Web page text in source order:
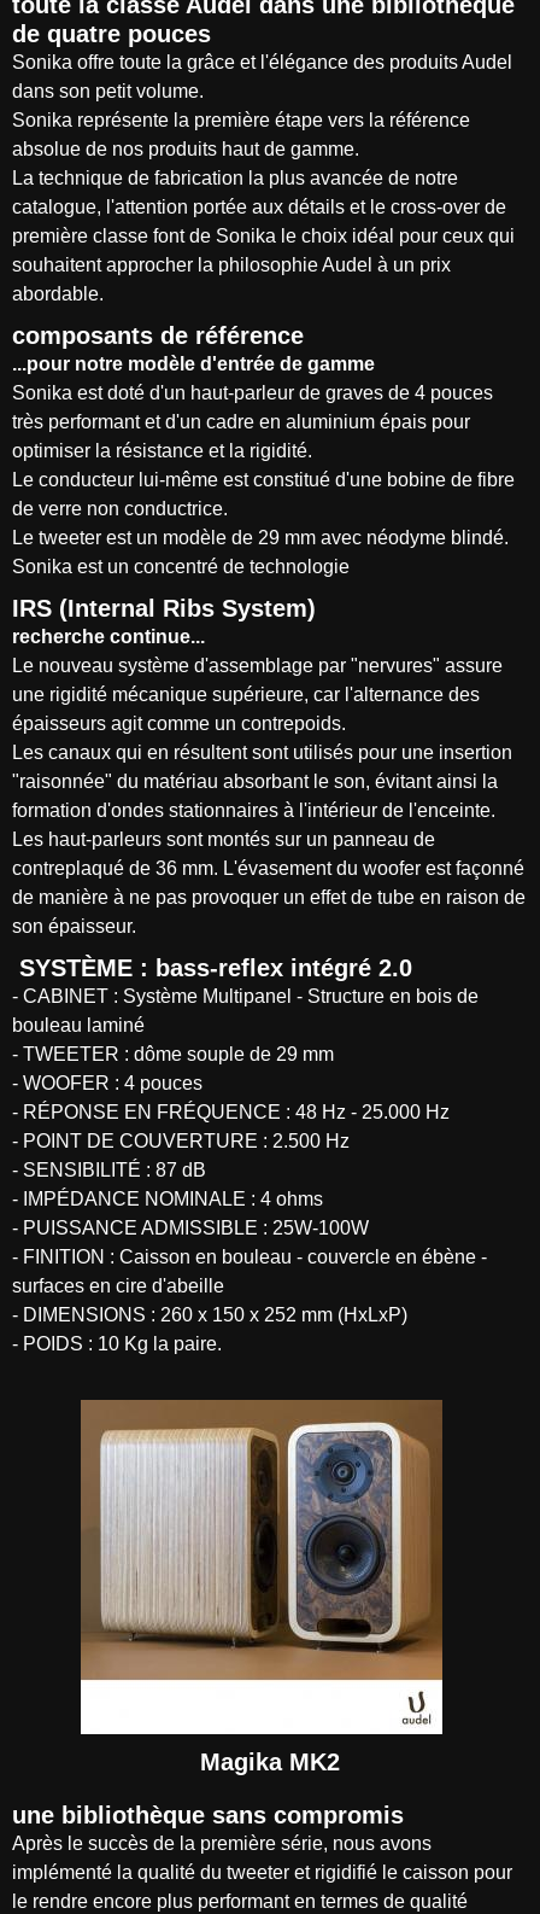
de quatre pouces
Sonika offre toute la grâce et l'élégance des produits Audel
dans son petit volume.
Sonika représente la première étape vers la référence
absolue de nos produits haut de gamme.
La technique de fabrication la plus avancée de notre
catalogue, l'attention portée aux détails et le cross-over de
première classe font de Sonika le choix idéal pour ceux qui
souhaitent approcher la philosophie Audel à un prix
abordable.
composants de référence
...pour notre modèle d'entrée de gamme
Sonika est doté d'un haut-parleur de graves de 4 pouces
très performant et d'un cadre en aluminium épais pour
optimiser la résistance et la rigidité.
Le conducteur lui-même est constitué d'une bobine de fibre
de verre non conductrice.
Le tweeter est un modèle de 29 mm avec néodyme blindé.
Sonika est un concentré de technologie
IRS (Internal Ribs System)
recherche continue...
Le nouveau système d'assemblage par "nervures" assure
une rigidité mécanique supérieure, car l'alternance des
épaisseurs agit comme un contrepoids.
Les canaux qui en résultent sont utilisés pour une insertion
"raisonnée" du matériau absorbant le son, évitant ainsi la
formation d'ondes stationnaires à l'intérieur de l'enceinte.
Les haut-parleurs sont montés sur un panneau de
contreplaqué de 36 mm. L'évasement du woofer est façonné
de manière à ne pas provoquer un effet de tube en raison de
son épaisseur.
SYSTÈME : bass-reflex intégré 2.0
- CABINET : Système Multipanel - Structure en bois de
bouleau laminé
- TWEETER : dôme souple de 29 mm
- WOOFER : 4 pouces
- RÉPONSE EN FRÉQUENCE : 48 Hz - 25.000 Hz
- POINT DE COUVERTURE : 2.500 Hz
- SENSIBILITÉ : 87 dB
- IMPÉDANCE NOMINALE : 4 ohms
- PUISSANCE ADMISSIBLE : 25W-100W
- FINITION : Caisson en bouleau - couvercle en ébène -
surfaces en cire d'abeille
- DIMENSIONS : 260 x 150 x 252 mm (HxLxP)
- POIDS : 10 Kg la paire.
Magika MK2
une bibliothèque sans compromis
Après le succès de la première série, nous avons
implémenté la qualité du tweeter et rigidifié le caisson pour
le rendre encore plus performant en termes de qualité